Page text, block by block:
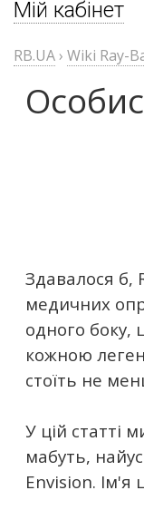
Мій кабінет
RB.UA› Wiki Ray-
Здавалося б,
медичних
одного боку,
кожною
стоїть не
У цій статті
мабуть,
Envision. Ім'я